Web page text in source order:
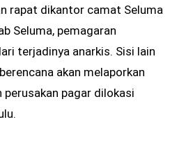
rapat dikantor camat Seluma
Seluma, pemagaran
terjadinya anarkis. Sisi lain
akan melaporkan
perusakan pagar dilokasi